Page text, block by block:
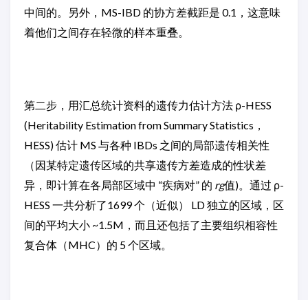
中间的。另外，MS-IBD 的协方差截距是 0.1，这意味
着他们之间存在轻微的样本重叠。
第二步，用汇总统计资料的遗传力估计方法 ρ-HESS
(Heritability Estimation from Summary Statistics，
HESS) 估计 MS 与各种 IBDs 之间的局部遗传相关性
（因某特定遗传区域的共享遗传方差造成的性状差
异，即计算在各局部区域中 “疾病对” 的 rg值)。通过 ρ-
HESS 一共分析了1699 个（近似） LD 独立的区域，区
间的平均大小 ~1.5M，而且还包括了主要组织相容性
复合体（MHC）的 5 个区域。